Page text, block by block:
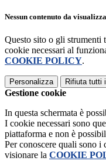
Nessun contenuto da
Questo sito o gli strumenti
cookie necessari al
COOKIE POLICY.
Personalizza Rifiuta tutti
Gestione cookie
In questa schermata è
I cookie necessari sono
piattaforma e non è
Per conoscere quali sono i
visionare la COOKIE